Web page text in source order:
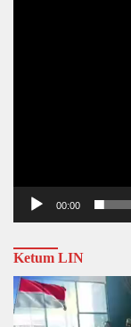
00:00
Ketum LIN
Video
Player